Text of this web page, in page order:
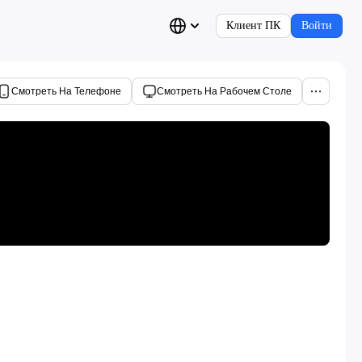
Клиент ПК Войти
Смотреть На Телефоне Смотреть На Рабочем Столе